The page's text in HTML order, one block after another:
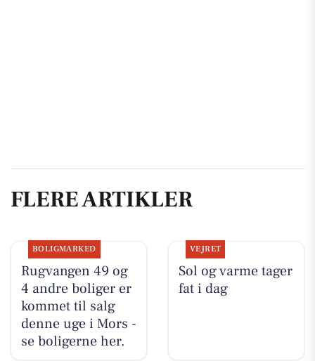
FLERE ARTIKLER
BOLIGMARKED
Rugvangen 49 og
4 andre boliger er
kommet til salg
denne uge i Mors -
se boligerne her.
VEJRET
Sol og varme tager
fat i dag